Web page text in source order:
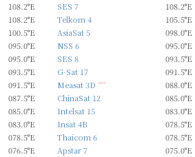
108.2°E
SES 7 108.2°E
108.2°E
Telkom 4 105.5°E
100.5°E
AsiaSat 5 098.0°E
095.0°E
NSS 6 095.0°E
095.0°E
SES 8 093.5°E
093.5°E
G-Sat 17 091.5°E
091.5°E
Measat 3D new 088.0°E
087.5°E
ChinaSat 12 085.0°E
085.0°E
Intelsat 15 083.0°E
083.0°E
Insat 4B 078.5°E
078.5°E
Thaicom 6 078.5°E
076.5°E
Apstar 7 075.0°E